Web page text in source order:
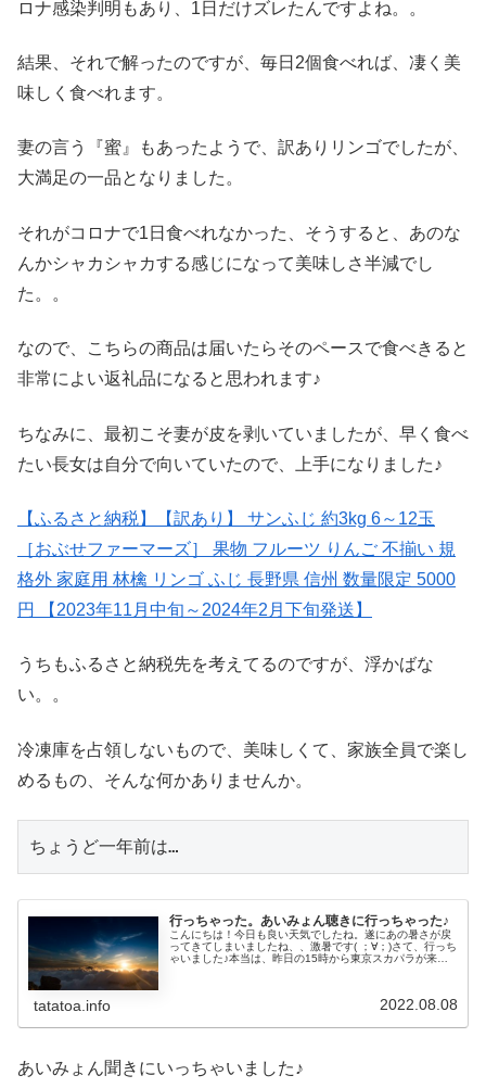
ロナ感染判明もあり、1日だけズレたんですよね。。
結果、それで解ったのですが、毎日2個食べれば、凄く美
味しく食べれます。
妻の言う『蜜』もあったようで、訳ありリンゴでしたが、
大満足の一品となりました。
それがコロナで1日食べれなかった、そうすると、あのな
んかシャカシャカする感じになって美味しさ半減でし
た。。
なので、こちらの商品は届いたらそのペースで食べきると
非常によい返礼品になると思われます♪
ちなみに、最初こそ妻が皮を剥いていましたが、早く食べ
たい長女は自分で向いていたので、上手になりました♪
【ふるさと納税】【訳あり】 サンふじ 約3kg 6～12玉
［おぶせファーマーズ］ 果物 フルーツ りんご 不揃い 規
格外 家庭用 林檎 リンゴ ふじ 長野県 信州 数量限定 5000
円 【2023年11月中旬～2024年2月下旬発送】
うちもふるさと納税先を考えてるのですが、浮かばな
い。。
冷凍庫を占領しないもので、美味しくて、家族全員で楽し
めるもの、そんな何かありませんか。
ちょうど一年前は…
行っちゃった。あいみょん聴きに行っちゃった♪
こんにちは！今日も良い天気でしたね。遂にあの暑さが戻
ってきてしまいましたね、、激暑です( ；∀；)さて、行っち
ゃいました♪本当は、昨日の15時から東京スカパラが来る
tatatoa.info 2022.08.08
あいみょん聞きにいっちゃいました♪